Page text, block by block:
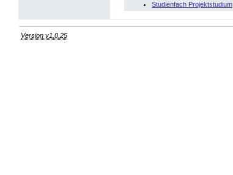
Studienfach Projektstudium
Version v1.0.25